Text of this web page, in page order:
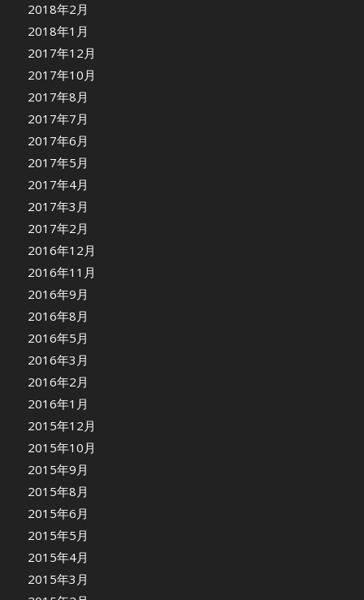
2018年2月
2018年1月
2017年12月
2017年10月
2017年8月
2017年7月
2017年6月
2017年5月
2017年4月
2017年3月
2017年2月
2016年12月
2016年11月
2016年9月
2016年8月
2016年5月
2016年3月
2016年2月
2016年1月
2015年12月
2015年10月
2015年9月
2015年8月
2015年6月
2015年5月
2015年4月
2015年3月